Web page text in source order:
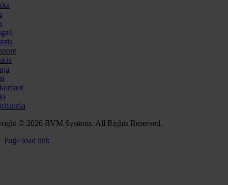
© 2026 RVM Systems. All Rights Reserved.
Page load link